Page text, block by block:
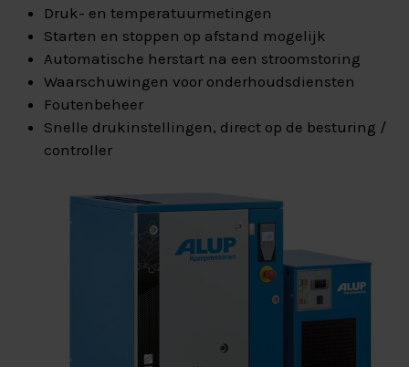
Druk- en temperatuurmetingen
Starten en stoppen op afstand mogelijk
Automatische herstart na een stroomstoring
Waarschuwingen voor onderhoudsdiensten
Foutenbeheer
Snelle drukinstellingen, direct op de besturing /
controller